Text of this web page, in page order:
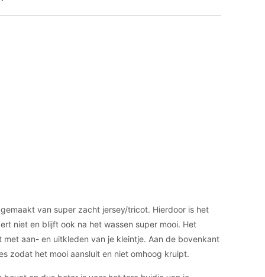
van super zacht jersey/tricot. Hierdoor is het
niet en blijft ook na het wassen super mooi. Het
aan- en uitkleden van je kleintje. Aan de bovenkant
zodat het mooi aansluit en niet omhoog kruipt.